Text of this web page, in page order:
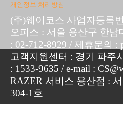
개인정보 처리방침
(주)웨이코스 사업자등록
오피스 : 서울 용산구 한남
: 02-712-8929 / 제휴문의 :
고객지원센터 : 경기 파주
: 1533-9635 / e-mail :
RAZER 서비스 용산점 :
304-1호